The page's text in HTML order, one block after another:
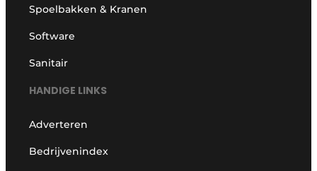
Spoelbakken & Kranen
Software
Sanitair
HANDIGE LINKS
Adverteren
Bedrijvenindex